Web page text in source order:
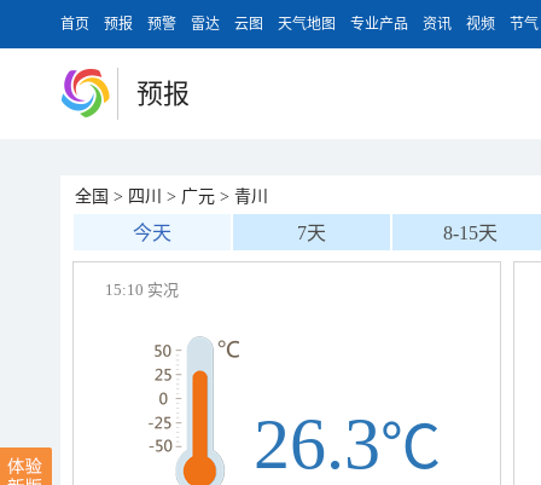
首页 预报 预警 雷达 云图 天气地图 专业产品 资讯 视频 节气
预报
全国 > 四川 > 广元 > 青川
今天 7天 8-15天
15:10 实况
26.3℃